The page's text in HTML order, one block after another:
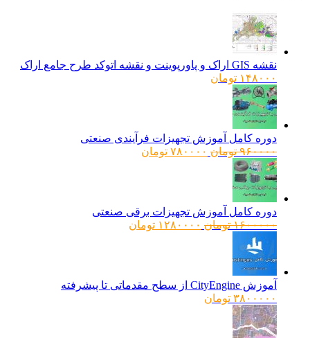
نقشه GIS اراک و پاورپوینت و نقشه اتوکد طرح جامع اراک
۱۴۸۰۰۰ تومان
دوره کامل آموزش تجهیزات فرآیندی صنعتی
۹۶۰۰۰۰ تومانقیمت
۷۸۰۰۰۰ تومانقیمت
دوره کامل آموزش تجهیزات برقی صنعتی
۱۶۰۰۰۰۰ تومانقیمت
۱۲۸۰۰۰۰ تومانقیمت
آموزش CityEngine از سطح مقدماتی تا پیشرفته
۳۸۰۰۰۰۰ تومان